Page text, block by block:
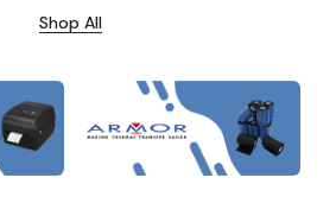
Shop All